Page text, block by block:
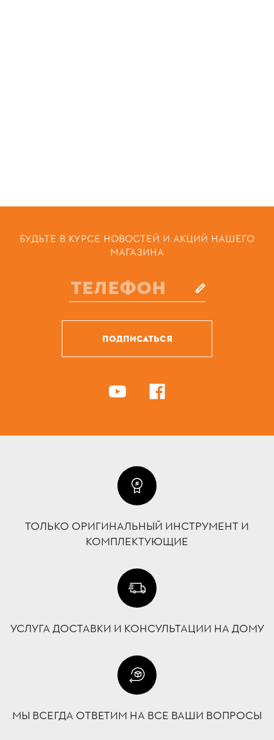
БУДЬТЕ В КУРСЕ НОВОСТЕЙ И АКЦИЙ НАШЕГО
МАГАЗИНА
ПОДПИСАТЬСЯ
ТОЛЬКО ОРИГИНАЛЬНЫЙ ИНСТРУМЕНТ И
КОМПЛЕКТУЮЩИЕ
УСЛУГА ДОСТАВКИ И КОНСУЛЬТАЦИИ НА ДОМУ
МЫ ВСЕГДА ОТВЕТИМ НА ВСЕ ВАШИ ВОПРОСЫ